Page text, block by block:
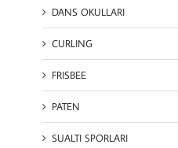
DANS OKULLARI
CURLING
FRISBEE
PATEN
SUALTI SPORLARI